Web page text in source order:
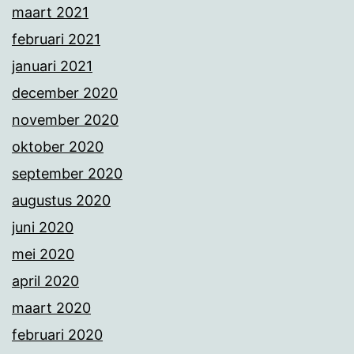
maart 2021
februari 2021
januari 2021
december 2020
november 2020
oktober 2020
september 2020
augustus 2020
juni 2020
mei 2020
april 2020
maart 2020
februari 2020